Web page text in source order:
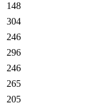
148
304
246
296
246
265
205